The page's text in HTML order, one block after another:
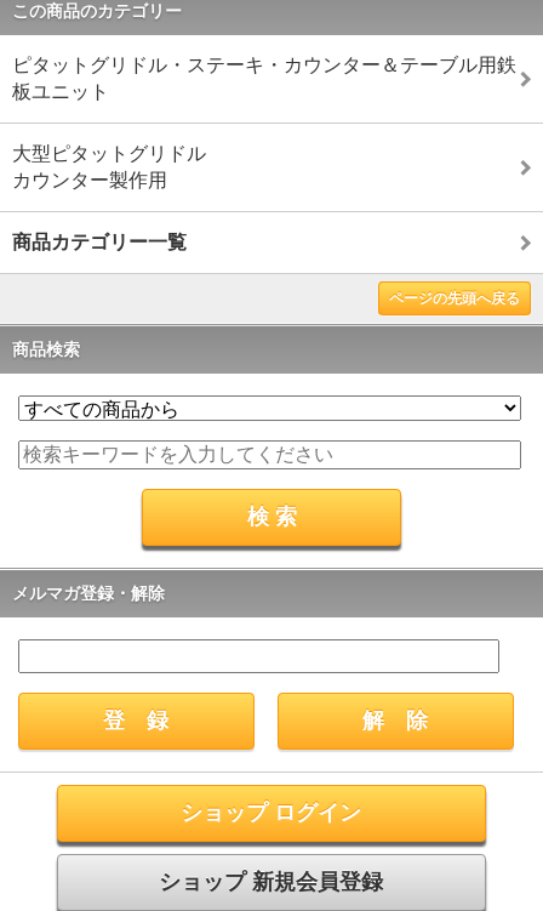
この商品のカテゴリー
ピタットグリドル・ステーキ・カウンター＆テーブル用鉄
板ユニット
大型ピタットグリドル
カウンター製作用
商品カテゴリー一覧
ページの先頭へ戻る
商品検索
メルマガ登録・解除
ショップ ログイン
ショップ 新規会員登録